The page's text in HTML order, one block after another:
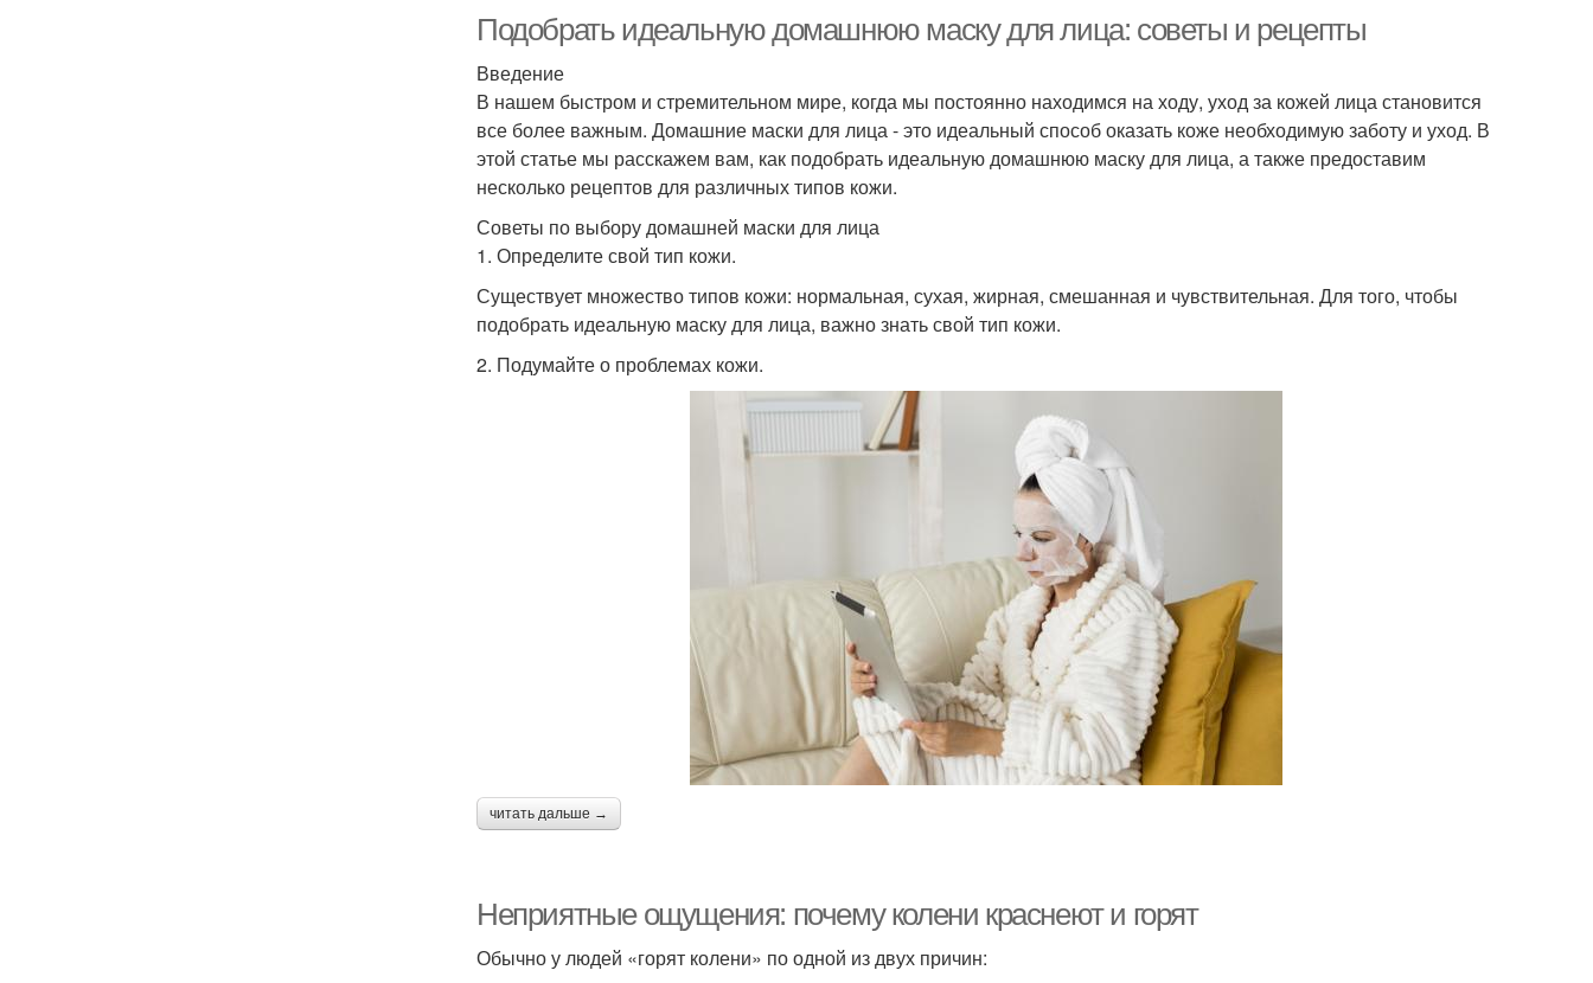
Подобрать идеальную домашнюю маску для лица: советы и рецепты
Введение
В нашем быстром и стремительном мире, когда мы постоянно находимся на ходу, уход за кожей лица становится
все более важным. Домашние маски для лица - это идеальный способ оказать коже необходимую заботу и уход. В
этой статье мы расскажем вам, как подобрать идеальную домашнюю маску для лица, а также предоставим
несколько рецептов для различных типов кожи.
Советы по выбору домашней маски для лица
1. Определите свой тип кожи.
Существует множество типов кожи: нормальная, сухая, жирная, смешанная и чувствительная. Для того, чтобы
подобрать идеальную маску для лица, важно знать свой тип кожи.
2. Подумайте о проблемах кожи.
читать дальше →
Неприятные ощущения: почему колени краснеют и горят
Обычно у людей «горят колени» по одной из двух причин: